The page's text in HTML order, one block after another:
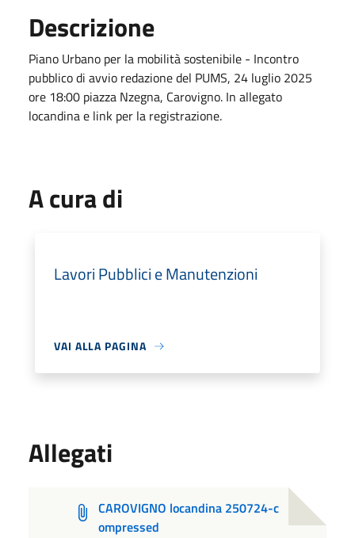
Descrizione
Piano Urbano per la mobilità sostenibile - Incontro
pubblico di avvio redazione del PUMS, 24 luglio 2025
ore 18:00 piazza Nzegna, Carovigno. In allegato
locandina e link per la registrazione.
A cura di
Lavori Pubblici e Manutenzioni
VAI ALLA PAGINA
Allegati
CAROVIGNO locandina 250724-c
ompressed